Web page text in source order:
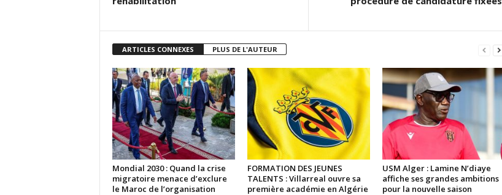
ARTICLES CONNEXES PLUS DE L'AUTEUR
Mondial 2030 : Quand la crise
migratoire menace d’exclure
le Maroc de l’organisation
FORMATION DES JEUNES
TALENTS : Villarreal ouvre sa
première académie en Algérie
USM Alger : Lamine N’diaye
affiche ses grandes ambitions
pour la nouvelle saison